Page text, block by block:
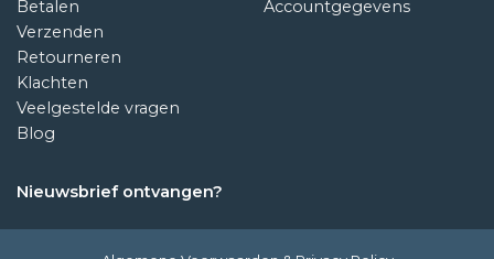
Betalen
Verzenden
Retourneren
Klachten
Veelgestelde vragen
Blog
Accountgegevens
Nieuwsbrief ontvangen?